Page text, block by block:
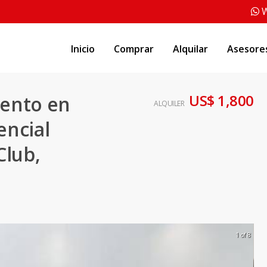
Inicio Comprar Alquilar
en
ALQUILER US$ 1,800
1 of 8